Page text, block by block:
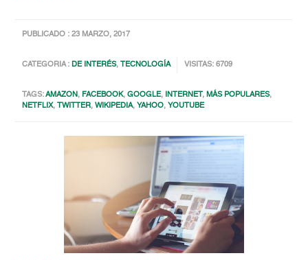
PUBLICADO : 23 MARZO, 2017
CATEGORIA :DE INTERÉS, TECNOLOGÍA VISITAS: 6709
TAGS:AMAZON, FACEBOOK,GOOGLE, INTERNET,MÁS POPULARES,
NETFLIX, TWITTER,WIKIPEDIA, YAHOO, YOUTUBE